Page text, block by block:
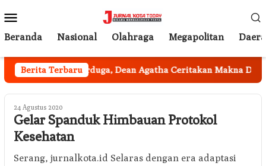
ke
kontenMobile
Beranda Nasional Olahraga Megapolitan
Berita Terbaru
Tak Terduga, Dean Agatha Ceritakan Makna Dalam
24 Agustus 2020
Gelar Spanduk Himbauan Protokol
Kesehatan
Serang, jurnalkota.id Selaras dengan era adaptasi